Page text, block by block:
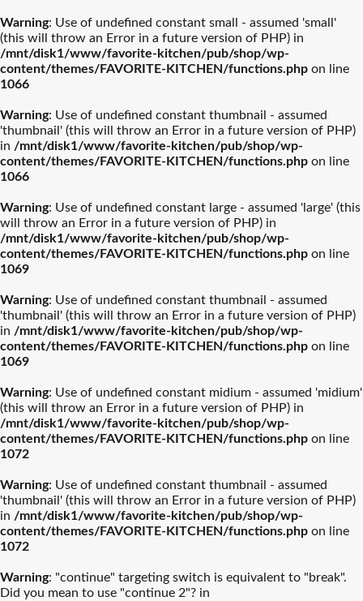
Warning: Use of undefined constant small - assumed 'small'
(this will throw an Error in a future version of PHP) in
/mnt/disk1/www/favorite-kitchen/pub/shop/wp-
content/themes/FAVORITE-KITCHEN/functions.php on line
1066
Warning: Use of undefined constant thumbnail - assumed
'thumbnail' (this will throw an Error in a future version of PHP)
in /mnt/disk1/www/favorite-kitchen/pub/shop/wp-
content/themes/FAVORITE-KITCHEN/functions.php on line
1066
Warning: Use of undefined constant large - assumed 'large' (this
will throw an Error in a future version of PHP) in
/mnt/disk1/www/favorite-kitchen/pub/shop/wp-
content/themes/FAVORITE-KITCHEN/functions.php on line
1069
Warning: Use of undefined constant thumbnail - assumed
'thumbnail' (this will throw an Error in a future version of PHP)
in /mnt/disk1/www/favorite-kitchen/pub/shop/wp-
content/themes/FAVORITE-KITCHEN/functions.php on line
1069
Warning: Use of undefined constant midium - assumed 'midium'
(this will throw an Error in a future version of PHP) in
/mnt/disk1/www/favorite-kitchen/pub/shop/wp-
content/themes/FAVORITE-KITCHEN/functions.php on line
1072
Warning: Use of undefined constant thumbnail - assumed
'thumbnail' (this will throw an Error in a future version of PHP)
in /mnt/disk1/www/favorite-kitchen/pub/shop/wp-
content/themes/FAVORITE-KITCHEN/functions.php on line
1072
Warning: "continue" targeting switch is equivalent to "break".
Did you mean to use "continue 2"? in